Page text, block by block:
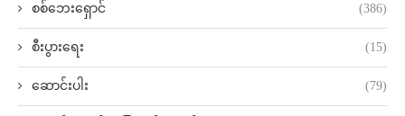
စစ်ဘေးရှောင် (386)
စီးပွားရေး (15)
ဆောင်းပါး (79)